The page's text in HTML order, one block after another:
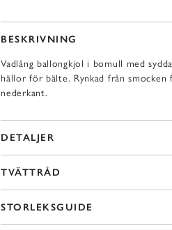
BESKRIVNING
Vadlång ballongkjol i bomull med
hällor för bälte. Rynkad från
nederkant.
DETALJER
TVÄTTRÅD
STORLEKSGUIDE